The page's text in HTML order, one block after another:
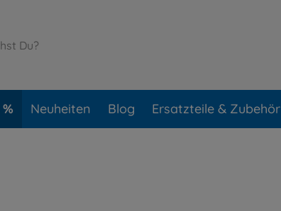
Neuheiten Blog Ersatzteile & Zubehör